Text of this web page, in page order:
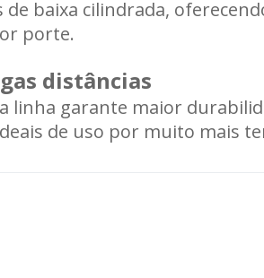
de estoque...
baixa cilindrada,
porte.
distâncias
linha garante maior
de uso por muito mais